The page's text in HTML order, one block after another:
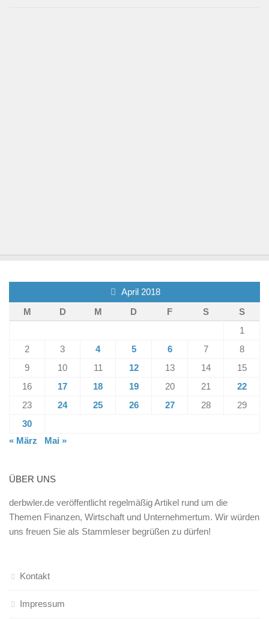
April 2018
M
D M D F S
S
1
2
3 4 5 6 7
8
9
10 11 12 13 14
15
16
17 18 19 20 21
22
23
24 25 26 27 28
29
30
« März
Mai »
ÜBER UNS
derbwler.de veröffentlicht regelmäßig Artikel rund um die
Themen Finanzen, Wirtschaft und Unternehmertum. Wir würden
uns freuen Sie als Stammleser begrüßen zu dürfen!
Kontakt
Impressum